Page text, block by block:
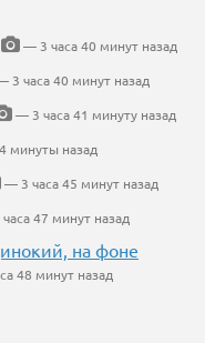
— 3 часа 40 минут назад
3 часа 40 минут назад
— 3 часа 41 минуту назад
минуты назад
— 3 часа 45 минут назад
47 минут назад
на фоне
48 минут назад